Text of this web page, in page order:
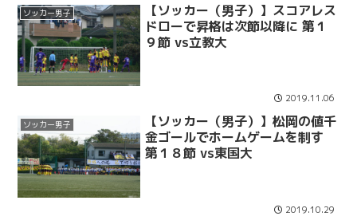
ソッカー男子
【ソッカー（男子）】スコアレス
ドローで昇格は次節以降に 第１
９節 vs立教大
2019.11.06
ソッカー男子
【ソッカー（男子）】松岡の値千
金ゴールでホームゲームを制す
第１８節 vs東国大
2019.10.29